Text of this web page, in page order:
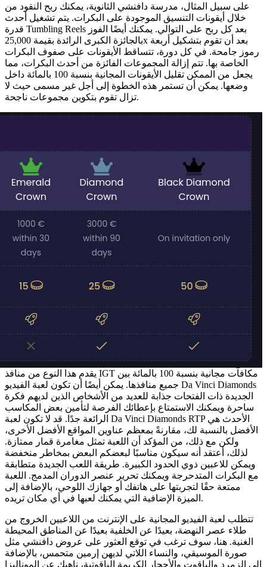
على سبيل المثال، مدرسة دافنشي الثانوية، يمكنك ربح النقود من
خلال أيقونات التنسيق الموجودة على البكرات. يتم تشغيل أحدث
قدرة Tumbling Reels بعد كل ربح على التوالي. يمكنك أيضًا الفوز
بالجائزة الكبرى الرائدة بقيمة 25,000x بعد أن تقوم بتشكيل أربعة
رموز جامحة. في كل دورة، تتساقط الأيقونات على صفوف البكرات
الخاصة بها. تتم إزالة المجموعات الفائزة من أحدث البكرات، مما
يجعل من الممكن تقليل الأيقونات المجانية بنسبة 100 بالمائة داخل
وضعها. يمكن أن تستمر هذه الخطوة إلى أجل غير مسمى حيث لا
تزال تقوم بتكوين مجموعات ناجحة.
يقدم هذا النوع من منافذ IGT مكافآت مجانية بنسبة 100 بالمائة بين
جميع منافذها. يمكن أيضًا أن تكون لعبة الفيديو Da Vinci Diamonds
الجديدة ذات الفتحات جذابة للعديد من الأشخاص الذين لديهم فكرة
ساحرة ويمكنك الاستمتاع بإعطائك الفرصة لتأمين بعض المكاسب
الرائعة جدًا. قد لا تكون لعبة Da Vinci Diamonds RTP الأحدث هي
الأفضل بالنسبة لك، مقارنةً بمعظم عناوين المواقع الأفضل الأخرى،
ولكن مع ذلك، من المؤكد أن اللعبة تمثل مغامرة قمار ممتازة.
لذلك، أعتقد أنه سيكون مناسبًا لبعضكم البعض بمخاطر منخفضة
ويمكن للاعبين ذوي الحدود الكبيرة. طريقة اللعب الجديدة متطابقة
مع البكرات المتدحرجة ويمكنك تحرير عنصر الدوران المدمج. اللعبة
ممتعة حقًا لتجربتها على هاتفك أو جهازك اللوحي، بالإضافة إلى
الميزة الإضافية التي يمكنك لعبها في أي مكان تريده.
تتطلب لعبة الفيديو المجانية على الإنترنت من اللاعبين الخروج من
طلاء عصر النهضة، بعيدًا عن الخلفية بعيدًا عن المناطق المحيطة
الغنية. هنا، سوف ترغب في توقع العثور على عروض دافنشي مثل
صورة الموسيقي، والنساء اللاتي لديهن إرمين متحمس، بالإضافة
إلى الزمرد والياقوت والأحجار الكريمة الياقوتية، ناهيك عن الموناليزا